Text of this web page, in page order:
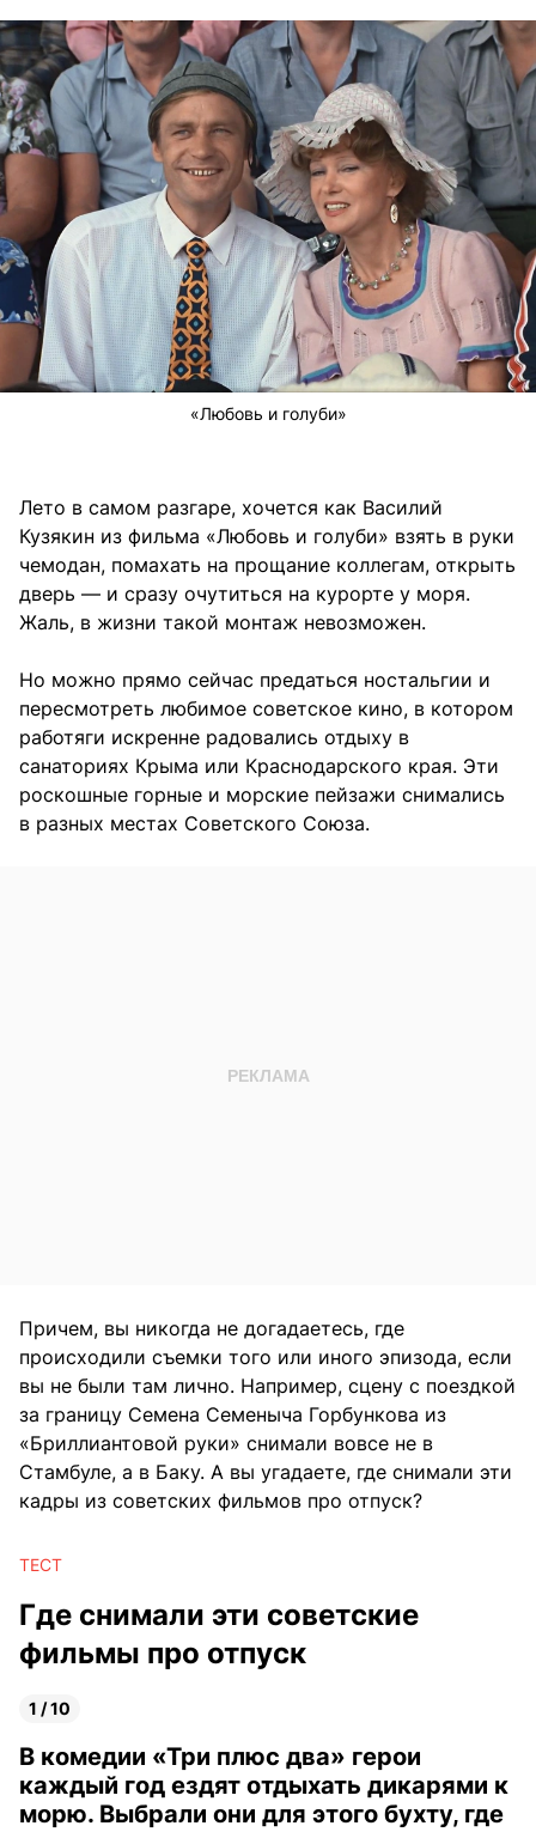
«Любовь и голуби»
Лето в самом разгаре, хочется как Василий
Кузякин из фильма «Любовь и голуби» взять в руки
чемодан, помахать на прощание коллегам, открыть
дверь — и сразу очутиться на курорте у моря.
Жаль, в жизни такой монтаж невозможен.
Но можно прямо сейчас предаться ностальгии и
пересмотреть любимое советское кино, в котором
работяги искренне радовались отдыху в
санаториях Крыма или Краснодарского края. Эти
роскошные горные и морские пейзажи снимались
в разных местах Советского Союза.
Причем, вы никогда не догадаетесь, где
происходили съемки того или иного эпизода, если
вы не были там лично. Например, сцену с поездкой
за границу Семена Семеныча Горбункова из
«Бриллиантовой руки» снимали вовсе не в
Стамбуле, а в Баку. А вы угадаете, где снимали эти
кадры из советских фильмов про отпуск?
ТЕСТ
Где снимали эти советские
фильмы про отпуск
1 / 10
В комедии «Три плюс два» герои
каждый год ездят отдыхать дикарями к
морю. Выбрали они для этого бухту, где